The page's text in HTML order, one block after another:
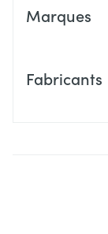
Marques
Fabricants